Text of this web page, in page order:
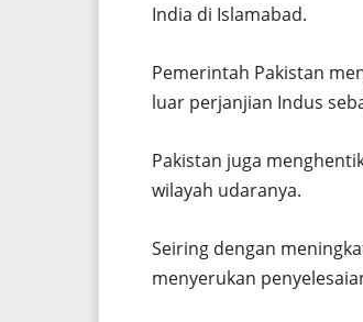
India di Islamabad.
Pemerintah Pakistan
luar perjanjian Indus
Pakistan juga
wilayah udaranya.
Seiring dengan
menyerukan